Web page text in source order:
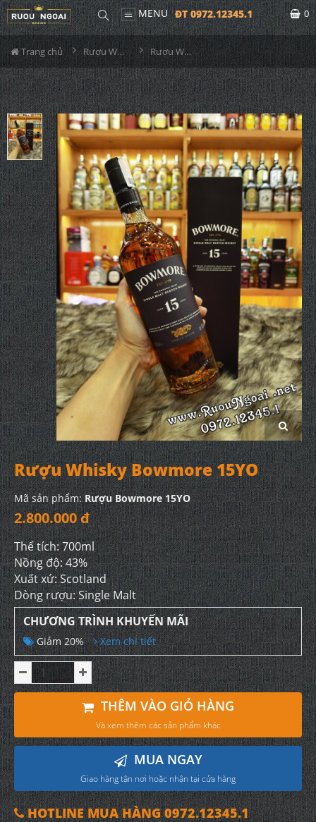
MENU ĐT 0972.12345.1 0
Trang chủ Rượu Whisky Rượu Whisky Bowmore 15YO
Rượu Whisky Bowmore 15YO
Mã sản phẩm:Rượu Bowmore 15YO
2.800.000 đ
Thể tích: 700ml
Nồng độ: 43%
Xuất xứ: Scotland
Dòng rượu: Single Malt
CHƯƠNG TRÌNH KHUYẾN MÃI
Giảm 20% Xem chi tiết
THÊM VÀO GIỎ HÀNG
Và xem thêm các sản phẩm khác
MUA NGAY
Giao hàng tận nơi hoặc nhận tại cửa hàng
HOTLINE MUA HÀNG 0972.12345.1